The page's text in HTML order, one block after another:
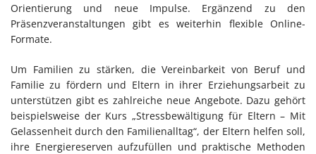
Orientierung und neue Impulse. Ergänzend zu den
Präsenzveranstaltungen gibt es weiterhin flexible Online-
Formate.
Um Familien zu stärken, die Vereinbarkeit von Beruf und
Familie zu fördern und Eltern in ihrer Erziehungsarbeit zu
unterstützen gibt es zahlreiche neue Angebote. Dazu gehört
beispielsweise der Kurs „Stressbewältigung für Eltern – Mit
Gelassenheit durch den Familienalltag“, der Eltern helfen soll,
ihre Energiereserven aufzufüllen und praktische Methoden